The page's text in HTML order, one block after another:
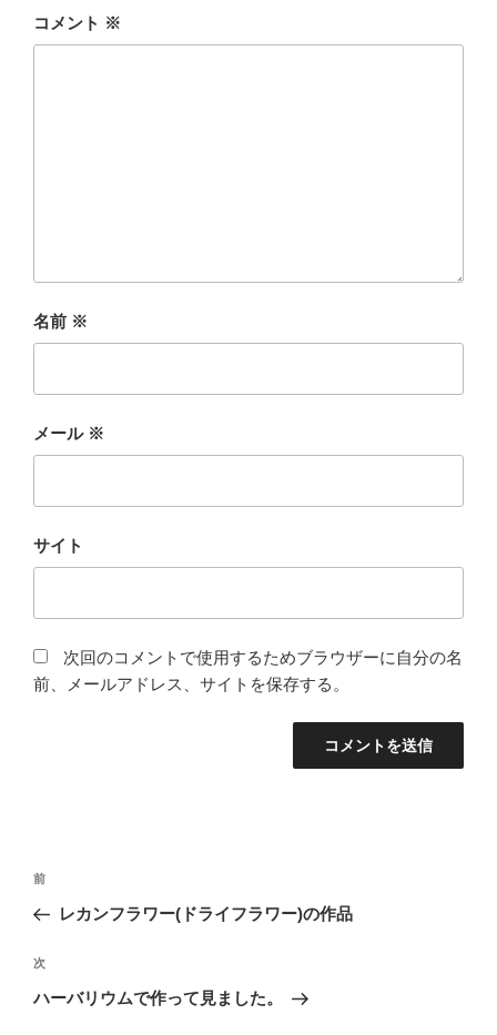
コメント ※
名前 ※
メール ※
サイト
次回のコメントで使用するためブラウザーに自分の名
前、メールアドレス、サイトを保存する。
投
ナ
ビ
ゲ
前
の
稿
前
レカンフラワー(ドライフラワー)の作品
次
の
次
ハーバリウムで作って見ました。